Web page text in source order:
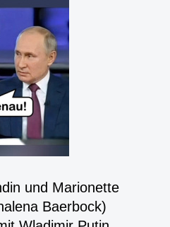
und Marionette
Baerbock)